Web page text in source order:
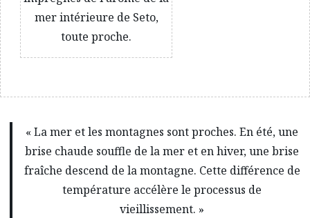
mer intérieure de Seto,
toute proche.
« La mer et les montagnes sont proches. En été, une
brise chaude souffle de la mer et en hiver, une brise
fraîche descend de la montagne. Cette différence de
température accélère le processus de
vieillissement. »